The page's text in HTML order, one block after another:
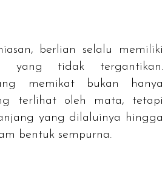
berlian selalu memiliki
yang tidak tergantikan.
memikat bukan hanya
terlihat oleh mata, tetapi
yang dilaluinya hingga
bentuk sempurna.